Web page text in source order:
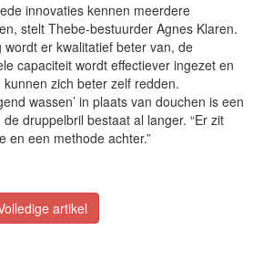
innovaties kennen meerdere
stelt Thebe-bestuurder Agnes Klaren.
wordt er kwalitatief beter van, de
capaciteit wordt effectiever ingezet en
kunnen zich beter zelf redden.
wassen’ in plaats van douchen is een
de druppelbril bestaat al langer. “Er zit
en een methode achter.”
artikel